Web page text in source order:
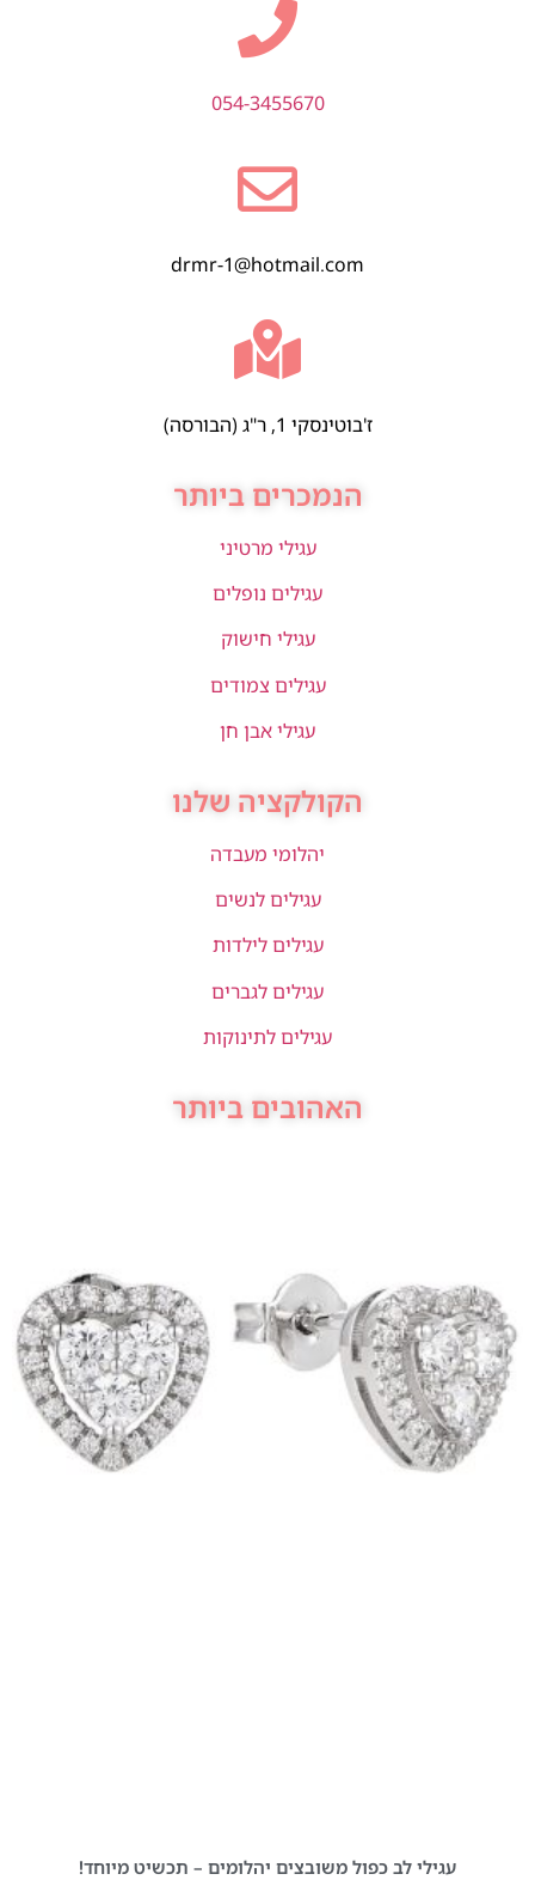
054-3455670
drmr-1@hotmail.com
ז'בוטינסקי 1, ר"ג (הבורסה)
הנמכרים ביותר
עגילי מרטיני
עגילים נופלים
עגילי חישוק
עגילים צמודים
עגילי אבן חן
הקולקציה שלנו
יהלומי מעבדה
עגילים לנשים
עגילים לילדות
עגילים לגברים
עגילים לתינוקות
האהובים ביותר
עגילי לב כפול משובצים יהלומים – תכשיט מיוחד!